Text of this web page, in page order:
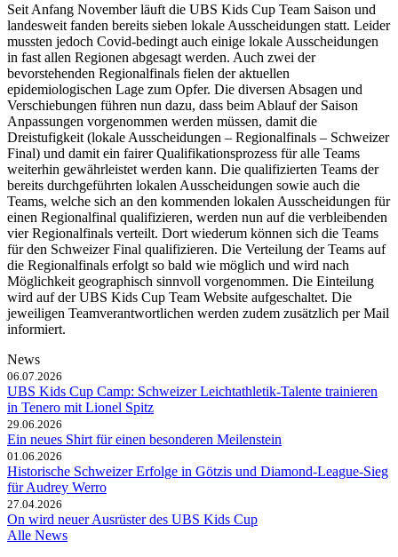
Seit Anfang November läuft die UBS Kids Cup Team Saison und
landesweit fanden bereits sieben lokale Ausscheidungen statt. Leider
mussten jedoch Covid-bedingt auch einige lokale Ausscheidungen
in fast allen Regionen abgesagt werden. Auch zwei der
bevorstehenden Regionalfinals fielen der aktuellen
epidemiologischen Lage zum Opfer. Die diversen Absagen und
Verschiebungen führen nun dazu, dass beim Ablauf der Saison
Anpassungen vorgenommen werden müssen, damit die
Dreistufigkeit (lokale Ausscheidungen – Regionalfinals – Schweizer
Final) und damit ein fairer Qualifikationsprozess für alle Teams
weiterhin gewährleistet werden kann. Die qualifizierten Teams der
bereits durchgeführten lokalen Ausscheidungen sowie auch die
Teams, welche sich an den kommenden lokalen Ausscheidungen für
einen Regionalfinal qualifizieren, werden nun auf die verbleibenden
vier Regionalfinals verteilt. Dort wiederum können sich die Teams
für den Schweizer Final qualifizieren. Die Verteilung der Teams auf
die Regionalfinals erfolgt so bald wie möglich und wird nach
Möglichkeit geographisch sinnvoll vorgenommen. Die Einteilung
wird auf der UBS Kids Cup Team Website aufgeschaltet. Die
jeweiligen Teamverantwortlichen werden zudem zusätzlich per Mail
informiert.
News
06.07.2026
UBS Kids Cup Camp: Schweizer Leichtathletik-Talente trainieren
in Tenero mit Lionel Spitz
29.06.2026
Ein neues Shirt für einen besonderen Meilenstein
01.06.2026
Historische Schweizer Erfolge in Götzis und Diamond-League-Sieg
für Audrey Werro
27.04.2026
On wird neuer Ausrüster des UBS Kids Cup
Alle News